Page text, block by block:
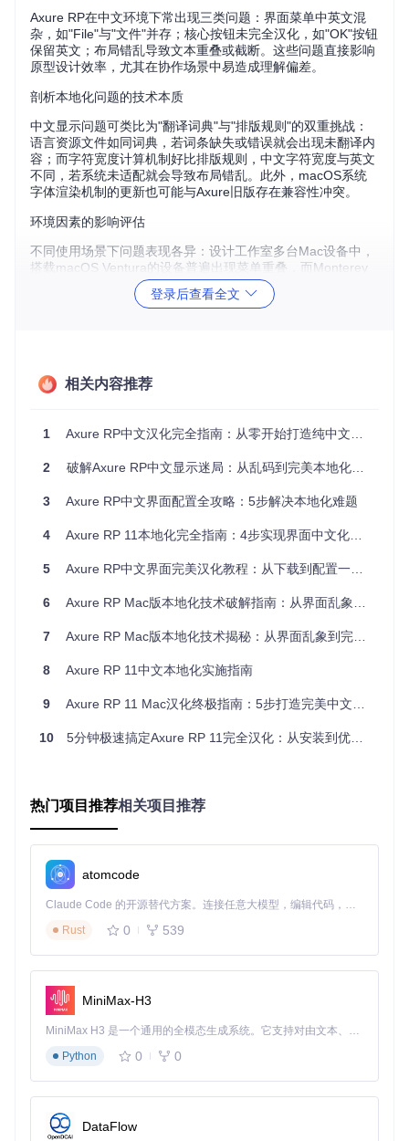
Axure RP在中文环境下常出现三类问题：界面菜单中英文混
杂，如"File"与"文件"并存；核心按钮未完全汉化，如"OK"按钮
保留英文；布局错乱导致文本重叠或截断。这些问题直接影响
原型设计效率，尤其在协作场景中易造成理解偏差。
剖析本地化问题的技术本质
中文显示问题可类比为"翻译词典"与"排版规则"的双重挑战：
语言资源文件如同词典，若词条缺失或错误就会出现未翻译内
容；而字符宽度计算机制好比排版规则，中文字符宽度与英文
不同，若系统未适配就会导致布局错乱。此外，macOS系统
字体渲染机制的更新也可能与Axure旧版存在兼容性冲突。
环境因素的影响评估
不同使用场景下问题表现各异：设计工作室多台Mac设备中，
搭载macOS Ventura的设备普遍出现菜单重叠，而Monterey
系统则主要表现为部分文本未翻译。这表明系统版本、字体配
置和应用缓存都会影响本地化效果。
主流本地化方案技术对比
实施
度
言包替
☆☆
☆☆
高（支持9/1
0/11版本）
追求稳定性
的企业环境
补丁工
★☆
★★
☆
特定版本）
复需求
自定义
件
★★
★
★★
★
适配更新）
场景
开源语言包方案优势解析
本项目提供的开源语言包（支持Axure 9/10/11版本）具有三大
优势：采用增量更新机制，仅替换需要翻译的资源条目；保持
与官方版本同步更新，避免兼容性问题；社区驱动维护，持续
修复新发现的翻译错误。
重要提示：选择方案时需考虑团队技术能力和更新需求，
三、实施验证：分步骤本地化部署与测试
确认Axure RP版本，在应用菜单"Axure RP"→"关于Axure
RP"中查看
克隆语言包仓库：git clone https://gitcode.com/
gh_mirrors/ax/axure-cn
是否存在default文件
常见误区：忽略版本匹配直接使用最新语言包，可能导致
新功能界面翻译缺失
语言包部署详细步骤
完全退出Axure RP应用，包括后台进程
启动Axure RP，验证界面语言是否切换为中文
登录后查看全文
相关内容推荐
1 Axure RP中文汉化完全指南：从零开始打造纯中文设计环境
2 破解Axure RP中文显示迷局：从乱码到完美本地化的全流程实战指南
3 Axure RP中文界面配置全攻略：5步解决本地化难题
4 Axure RP 11本地化完全指南：4步实现界面中文化与效率提升
5 Axure RP中文界面完美汉化教程：从下载到配置一站式指南
6 Axure RP Mac版本地化技术破解指南：从界面乱象到完美适配的深度实践
7 Axure RP Mac版本地化技术揭秘：从界面乱象到完美适配的完全指南
8 Axure RP 11中文本地化实施指南
9 Axure RP 11 Mac汉化终极指南：5步打造完美中文界面
10 5分钟极速搞定Axure RP 11完全汉化：从安装到优化全指南
热门项目推荐相关项目推荐
atomcode
Claude Code 的开源替代方案。连接任意大模型，编辑代码，运行命令，自动验证 — 全自动执行。用 Rust 构建，极致性能。 ｜ An open-source alternative to Claude Code. Connect any LLM, edit code, run commands, and verify changes — autonomously. Built in Rust for speed. Get Started
Rust
0 539
MiniMax-H3
MiniMax H3 是一个通用的全模态生成系统。它支持对由文本、图像、视频和音频组成的多模态上下文进行统一理解，并能生成分辨率高达 2K、时长可达 15 秒的带原生立体声音频的视频。得益于面向任务泛化的系统设计，H3 在预训练阶段就已具备广泛的多模态上下文理解与生成能力，能够出色地执行复杂的多模态指令。
Python
0 0
DataFlow